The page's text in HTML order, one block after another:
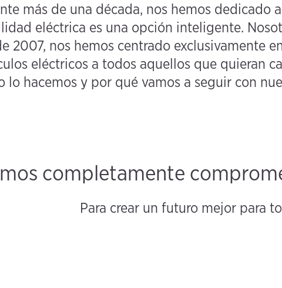
más de una década, nos hemos
eléctrica es una opción inteligente.
2007, nos hemos centrado exclusivamente
eléctricos a todos aquellos que quieran
lo hacemos y por qué vamos a seguir con
completamente
Para crear un futuro mejor para